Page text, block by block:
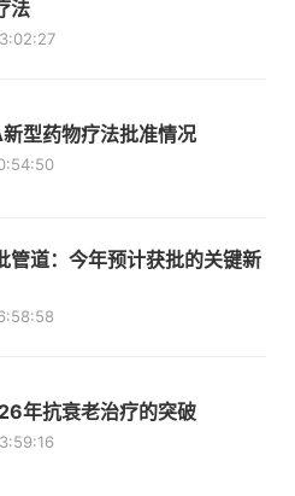
法
型药物疗法批准情况
管道：今年预计获批的关键新
年抗衰老治疗的突破